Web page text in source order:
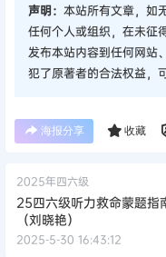
声明： 本站所有文章，如
任何个人或组织，在未征
发布本站内容到任何网站
犯了原著者的合法权益，
海报分享 收藏
2025年四六级
25四六级听力救命蒙题指
（刘晓艳）
2025-5-30 16:43:12